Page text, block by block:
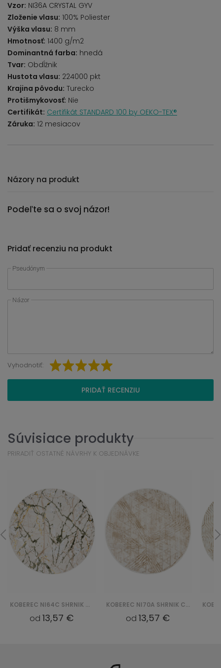
Vzor: NI36A CRYSTAL GYV
Zloženie vlasu: 100% Poliester
Výška vlasu: 8 mm
Hmotnosť: 1400 g/m2
Dominantná farba: hnedá
Tvar: Obdĺžnik
Hustota vlasu: 224000 pkt
Krajina pôvodu: Turecko
Protišmykovosť: Nie
Certifikát: Certifikát STANDARD 100 by OEKO-TEX®
Záruka: 12 mesiacov
Názory na produkt
Podeľte sa o svoj názor!
Pridať recenziu na produkt
Pseudónym
Názor
Vyhodnotiť:
PRIDAŤ RECENZIU
Súvisiace produkty
PRIRADIŤ OSTATNÉ NÁVRHY K OBJEDNÁVKE
KOBEREC NI64C SHRNIK CRYSTAL HBC - KREMOWY
od13,57 €
KOBEREC NI70A SHRNIK CRYSTAL HBC - KREMOWY
od13,57 €